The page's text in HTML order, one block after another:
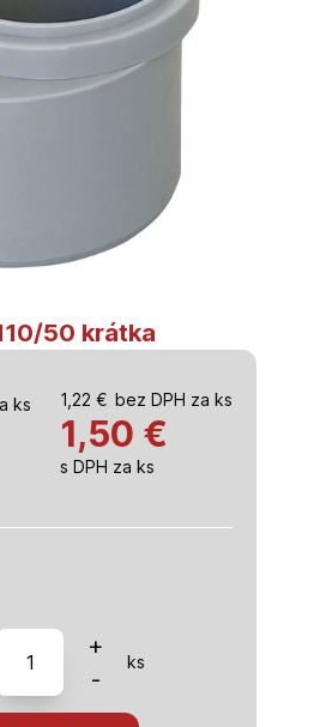
50 krátka
ks 1,22 € bez DPH za ks
1,50 €
s DPH za ks
+
-
ks